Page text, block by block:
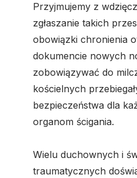
Przyjmujemy z
zgłaszanie takich
obowiązki chronienia
dokumencie nowych
zobowiązywać do
kościelnych
bezpieczeństwa dla
organom ścigania.
Wielu duchownych i
traumatycznych